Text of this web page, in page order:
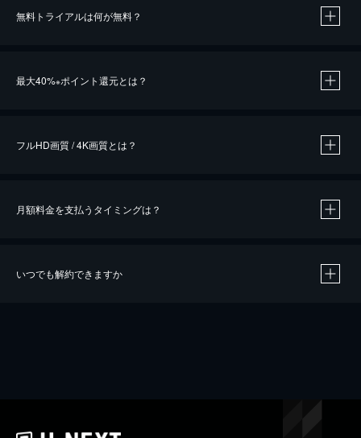
無料トライアルは何が無料？
最大40%※ポイント還元とは？
※40％ポイント還元の対象は、クレジットカード決済による作品の購入 / レンタルです。
iOSアプリのUコイン決済による作品の購入 / レンタルは、20％のポイント還元です。
フルHD画質 / 4K画質とは？
月額料金を支払うタイミングは？
いつでも解約できますか